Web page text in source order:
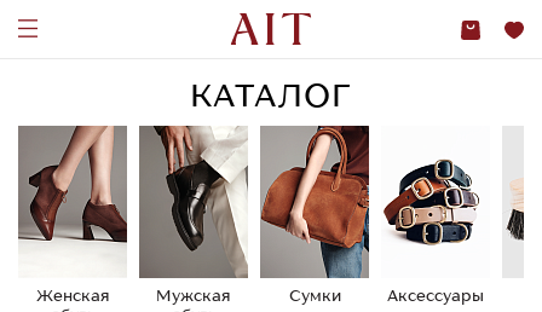
КАТАЛОГ
Женская
Мужская
Сумки Аксессуары